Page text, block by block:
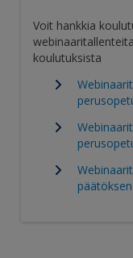
Voit hankkia
koulutuksista